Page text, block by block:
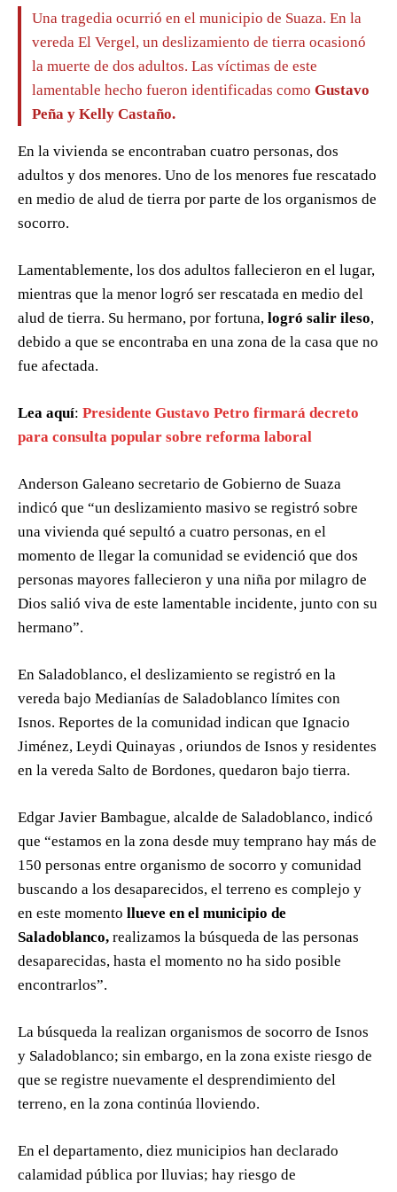
Una tragedia ocurrió en el municipio de Suaza. En la
vereda El Vergel, un deslizamiento de tierra ocasionó
la muerte de dos adultos. Las víctimas de este
lamentable hecho fueron identificadas como Gustavo
Peña y Kelly Castaño.
En la vivienda se encontraban cuatro personas, dos
adultos y dos menores. Uno de los menores fue rescatado
en medio de alud de tierra por parte de los organismos de
socorro.
Lamentablemente, los dos adultos fallecieron en el lugar,
mientras que la menor logró ser rescatada en medio del
alud de tierra. Su hermano, por fortuna, logró salir ileso,
debido a que se encontraba en una zona de la casa que no
fue afectada.
Lea aquí: Presidente Gustavo Petro firmará decreto
para consulta popular sobre reforma laboral
Anderson Galeano secretario de Gobierno de Suaza
indicó que “un deslizamiento masivo se registró sobre
una vivienda qué sepultó a cuatro personas, en el
momento de llegar la comunidad se evidenció que dos
personas mayores fallecieron y una niña por milagro de
Dios salió viva de este lamentable incidente, junto con su
hermano”.
En Saladoblanco, el deslizamiento se registró en la
vereda bajo Medianías de Saladoblanco límites con
Isnos. Reportes de la comunidad indican que Ignacio
Jiménez, Leydi Quinayas , oriundos de Isnos y residentes
en la vereda Salto de Bordones, quedaron bajo tierra.
Edgar Javier Bambague, alcalde de Saladoblanco, indicó
que “estamos en la zona desde muy temprano hay más de
150 personas entre organismo de socorro y comunidad
buscando a los desaparecidos, el terreno es complejo y
en este momento llueve en el municipio de
Saladoblanco, realizamos la búsqueda de las personas
desaparecidas, hasta el momento no ha sido posible
encontrarlos”.
La búsqueda la realizan organismos de socorro de Isnos
y Saladoblanco; sin embargo, en la zona existe riesgo de
que se registre nuevamente el desprendimiento del
terreno, en la zona continúa lloviendo.
En el departamento, diez municipios han declarado
calamidad pública por lluvias; hay riesgo de